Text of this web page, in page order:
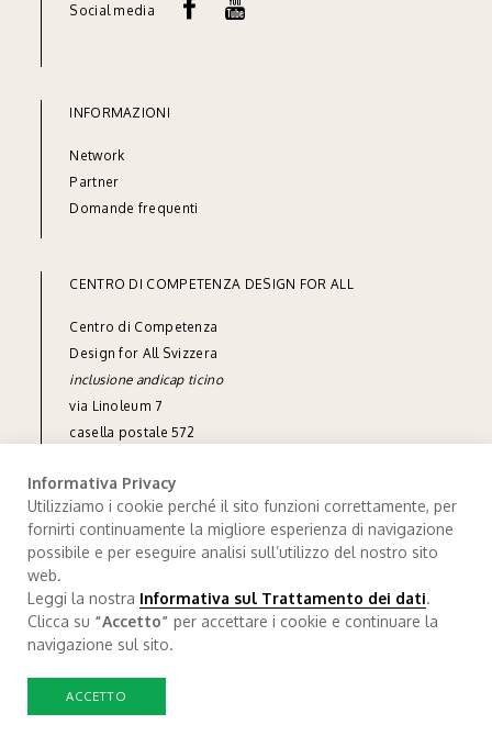
Social media
INFORMAZIONI
Network
Partner
Domande frequenti
CENTRO DI COMPETENZA DESIGN FOR ALL
Centro di Competenza
Design for All Svizzera
inclusione andicap ticino
via Linoleum 7
casella postale 572
tel+41 91 850 90 90
info@designforall.ch
Trattamento dei dati.Credits
Informativa Privacy
Utilizziamo i cookie perché il sito funzioni correttamente, per
fornirti continuamente la migliore esperienza di navigazione
possibile e per eseguire analisi sull’utilizzo del nostro sito
web.
Leggi la nostra Informativa sul Trattamento dei dati.
Clicca su “Accetto” per accettare i cookie e continuare la
navigazione sul sito.
ACCETTO